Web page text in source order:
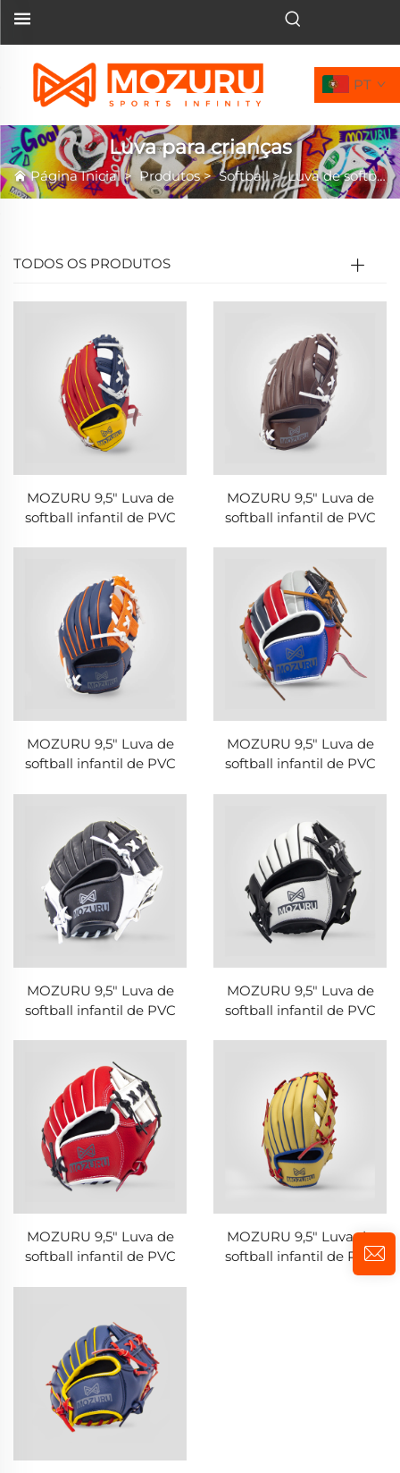
PT
Luva para crianças
Página Inicial> Produtos>Softball>Luva de softball
TODOS OS PRODUTOS
MOZURU 9,5" Luva de
softball infantil de PVC
MOZURU 9,5" Luva de
softball infantil de PVC
MOZURU 9,5" Luva de
softball infantil de PVC
MOZURU 9,5" Luva de
softball infantil de PVC
MOZURU 9,5" Luva de
softball infantil de PVC
MOZURU 9,5" Luva de
softball infantil de PVC
MOZURU 9,5" Luva de
softball infantil de PVC
MOZURU 9,5" Luva de
softball infantil de PVC